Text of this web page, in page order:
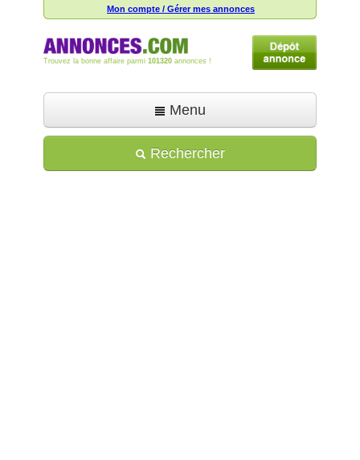
Mon compte / Gérer mes annonces
Trouvez la bonne affaire parmi 101320 annonces !
Menu
Déposer une annonce
Rechercher